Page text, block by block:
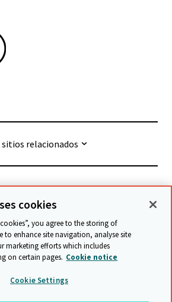
sitios relacionados
Press & Assessment
Protección de datos
de accesibilidad
sobre la esclavitud moderna
cookies
you agree to the storing of
to enhance site navigation, analyse site
marketing efforts which includes
on certain pages. Cookie notice
Cookie Settings